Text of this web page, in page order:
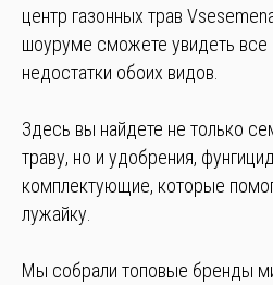
центр газонных трав
шоуруме сможете увидеть
недостатки обоих видов.
Здесь вы найдете не только
траву, но и удобрения,
комплектующие, которые
лужайку.
Мы собрали топовые бренды